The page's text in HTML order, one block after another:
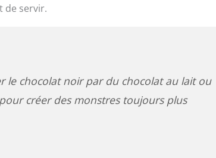
de servir.
le chocolat noir par du chocolat au lait ou
créer des monstres toujours plus